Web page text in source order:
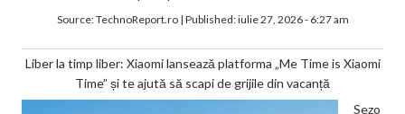
Source:TechnoReport.ro| Published:iulie 27, 2026 - 6:27 am
Liber la timp liber: Xiaomi lansează platforma „Me Time is Xiaomi
Time” și te ajută să scapi de grijile din vacanță
Sezo